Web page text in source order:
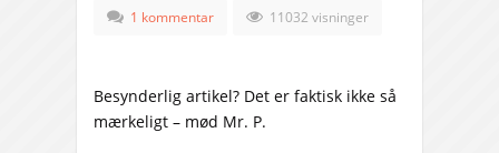
1 kommentar 11032 visninger
Besynderlig artikel? Det er faktisk ikke så
mærkeligt – mød Mr. P.